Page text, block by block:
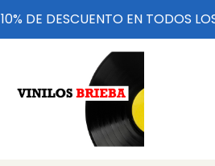
10% DE DESCUENTO EN TODOS